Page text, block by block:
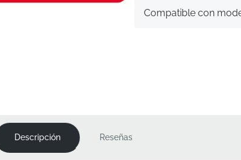
Compatible con
Descripción Reseñas